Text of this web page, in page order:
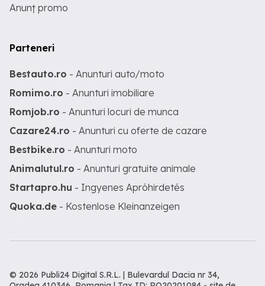
Anunț promo
Parteneri
Bestauto.ro - Anunturi auto/moto
Romimo.ro - Anunturi imobiliare
Romjob.ro - Anunturi locuri de munca
Cazare24.ro - Anunturi cu oferte de cazare
Bestbike.ro - Anunturi moto
Animalutul.ro - Anunturi gratuite animale
Startapro.hu - Ingyenes Apróhirdetés
Quoka.de - Kostenlose Kleinanzeigen
© 2026 Publi24 Digital S.R.L. | Bulevardul Dacia nr 34,